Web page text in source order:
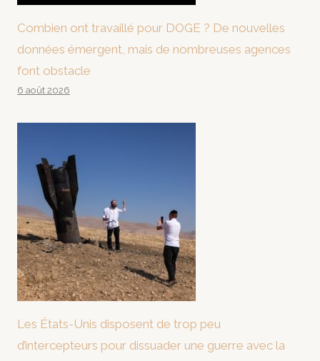
Combien ont travaillé pour DOGE ? De nouvelles
données émergent, mais de nombreuses agences
font obstacle
6 août 2026
Les États-Unis disposent de trop peu
d’intercepteurs pour dissuader une guerre avec la